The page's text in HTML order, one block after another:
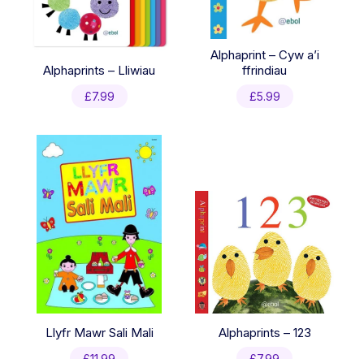
Alphaprints – Lliwiau
£7.99
Alphaprint – Cyw a’i
ffrindiau
£5.99
Llyfr Mawr Sali Mali Alphaprints – 123